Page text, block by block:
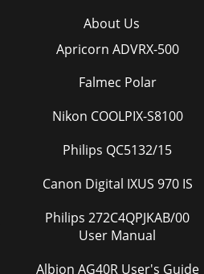
About Us
Apricorn ADVRX-500
Falmec Polar
Nikon COOLPIX-S8100
Philips QC5132/15
Canon Digital IXUS 970 IS
Philips 272C4QPJKAB/00
User Manual
Albion AG40R User's Guide